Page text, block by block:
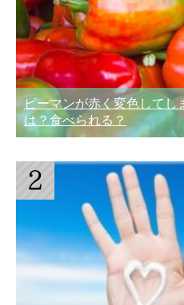
ピーマンが赤く変色してし
は？食べられる？